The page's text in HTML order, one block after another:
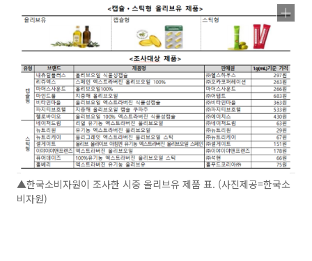
▲한국소비자원이 조사한 시중 올리브유 제품 표. (사진제공=한국소
비자원)